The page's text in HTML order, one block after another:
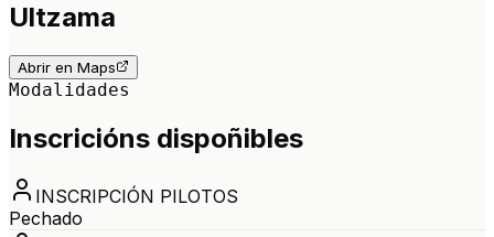
Ultzama
Abrir en Maps
Modalidades
Inscricións dispoñibles
INSCRIPCIÓN PILOTOS
Pechado